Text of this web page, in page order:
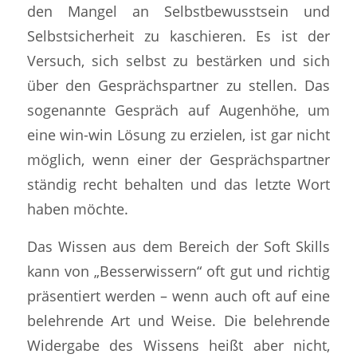
den Mangel an Selbstbewusstsein und
Selbstsicherheit zu kaschieren. Es ist der
Versuch, sich selbst zu bestärken und sich
über den Gesprächspartner zu stellen. Das
sogenannte Gespräch auf Augenhöhe, um
eine win-win Lösung zu erzielen, ist gar nicht
möglich, wenn einer der Gesprächspartner
ständig recht behalten und das letzte Wort
haben möchte.
Das Wissen aus dem Bereich der Soft Skills
kann von „Besserwissern“ oft gut und richtig
präsentiert werden – wenn auch oft auf eine
belehrende Art und Weise. Die belehrende
Widergabe des Wissens heißt aber nicht,